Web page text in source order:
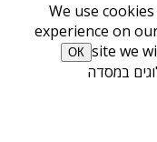
We use
experience on
site we
ОК
במסדה